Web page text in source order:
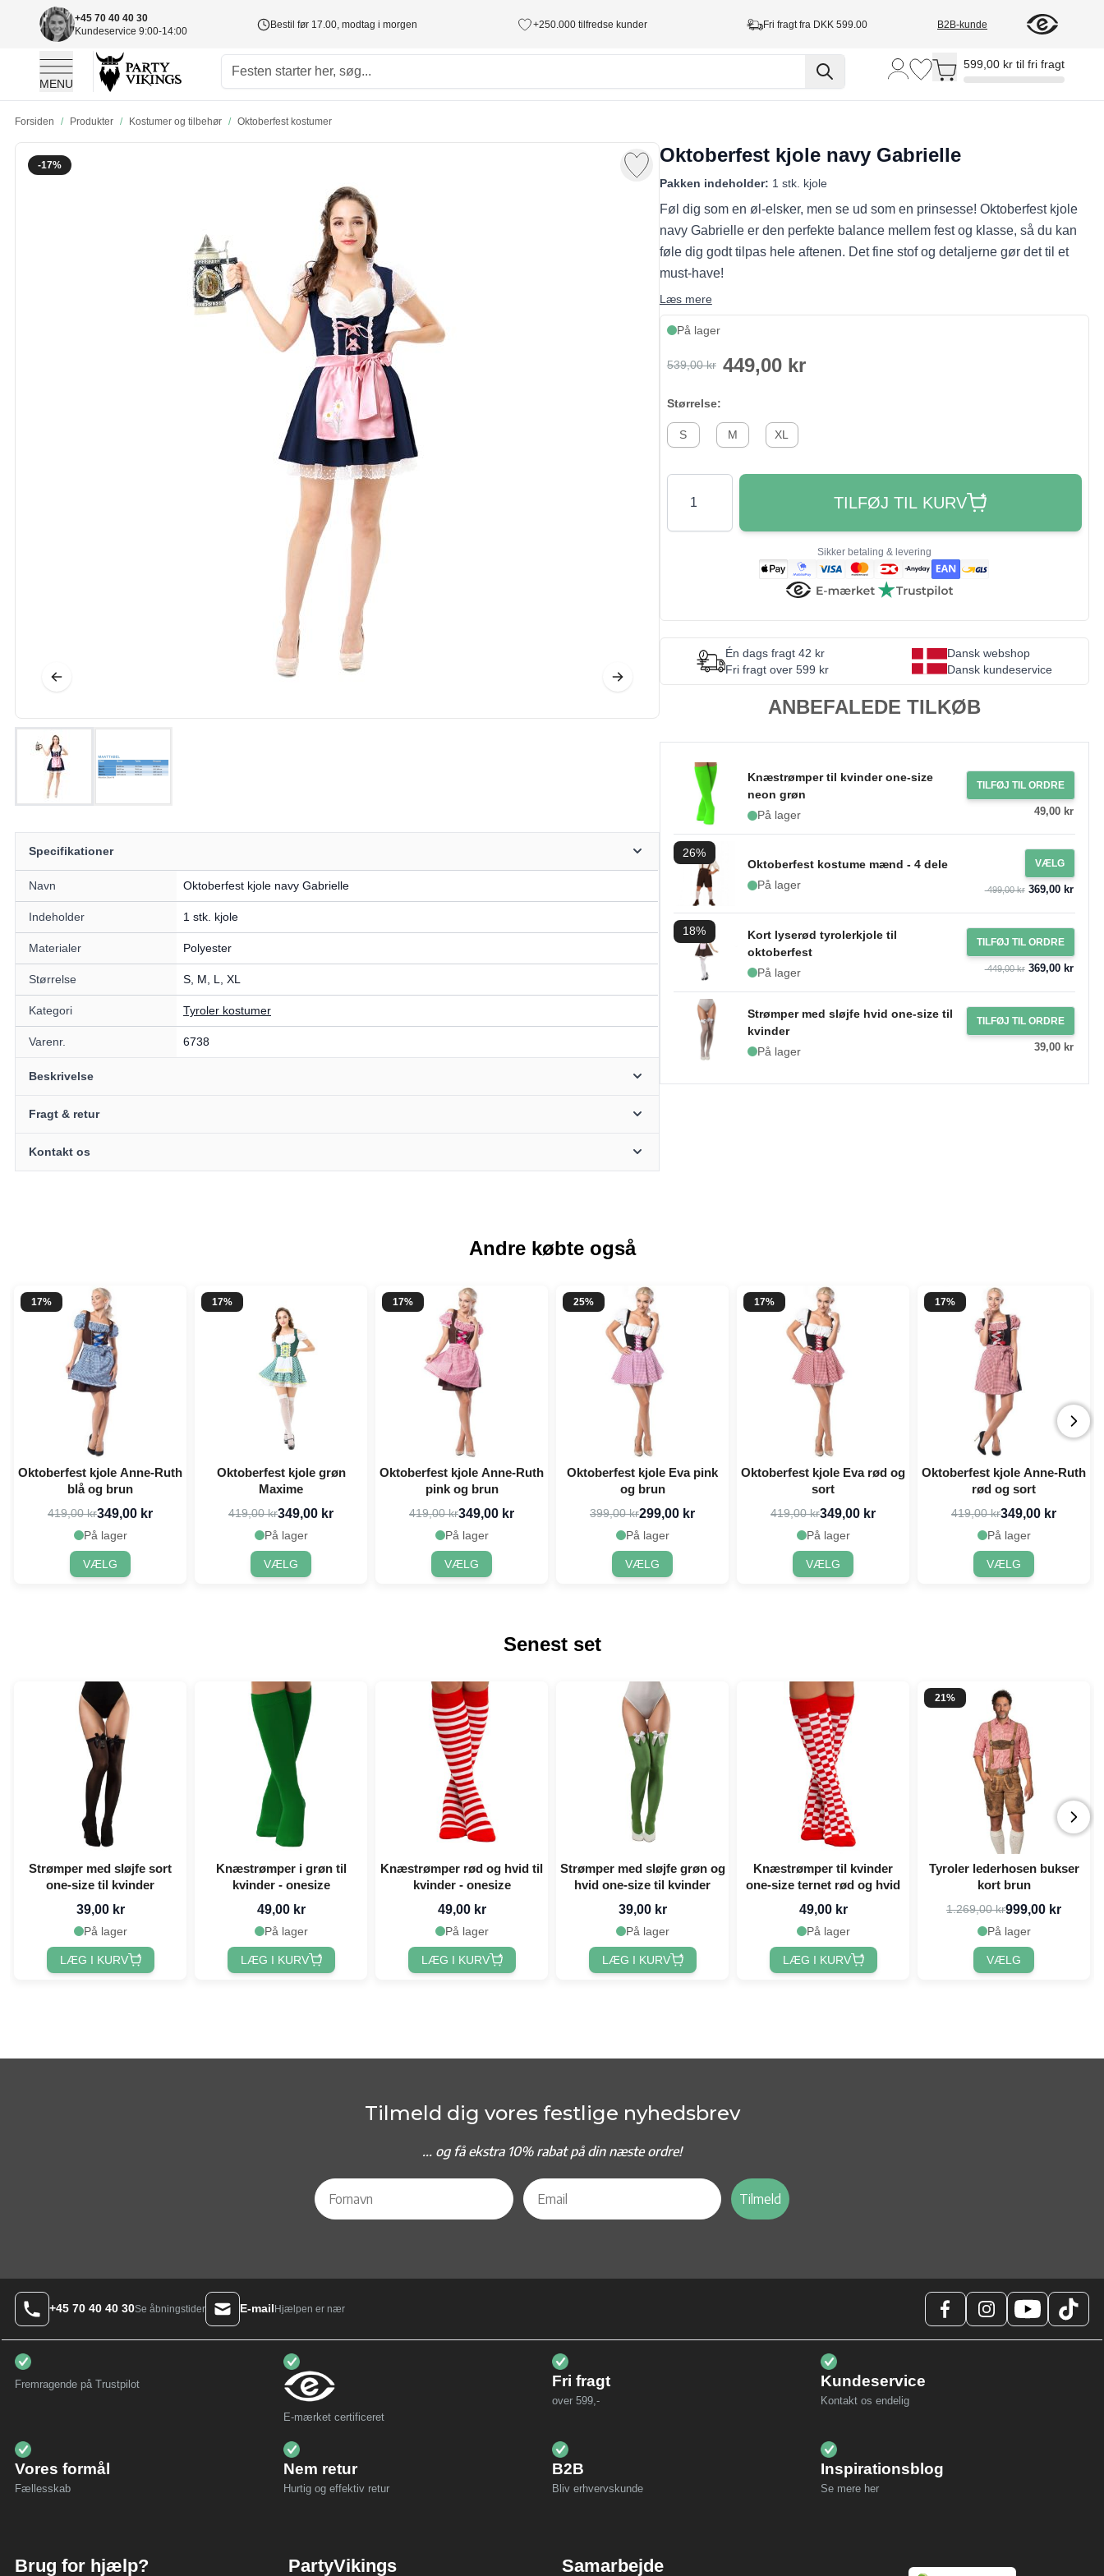
+45 70 40 40 30
Kundeservice 9:00-14:00
Bestil før 17.00, modtag i morgen +250.000 tilfredse kunder Fri fragt fra DKK 599.00 B2B-kunde
MENU
Toggle minicart, Cart is empty
599,00 kr til fri fragt
Forsiden / Produkter / Kostumer og tilbehør / Oktoberfest kostumer
-17%
Specifikationer
Navn Oktoberfest kjole navy Gabrielle
Indeholder 1 stk. kjole
Materialer Polyester
Størrelse S, M, L, XL
Kategori Tyroler kostumer
Varenr. 6738
Beskrivelse
Fragt & retur
Kontakt os
Oktoberfest kjole navy Gabrielle
Pakken indeholder: 1 stk. kjole
Føl dig som en øl-elsker, men se ud som en prinsesse! Oktoberfest kjole
navy Gabrielle er den perfekte balance mellem fest og klasse, så du kan
føle dig godt tilpas hele aftenen. Det fine stof og detaljerne gør det til et
must-have!
Læs mere
På lager
539,00 kr 449,00 kr
Størrelse:
S M XL
Antal
TILFØJ TIL KURV
Sikker betaling & levering
Én dags fragt 42 kr
Fri fragt over 599 kr
Dansk webshop
Dansk kundeservice
ANBEFALEDE TILKØB
Knæstrømper til kvinder one-size
neon grøn
På lager
TILFØJ TIL ORDRE
49,00 kr
26%
Oktoberfest kostume mænd - 4 dele
På lager
VÆLG
499,00 kr369,00 kr
18%
Kort lyserød tyrolerkjole til
oktoberfest
På lager
TILFØJ TIL ORDRE
449,00 kr369,00 kr
Strømper med sløjfe hvid one-size til
kvinder
På lager
TILFØJ TIL ORDRE
39,00 kr
Andre købte også
17%
Oktoberfest kjole Anne-Ruth
blå og brun
419,00 kr349,00 kr
På lager
VÆLG
17%
Oktoberfest kjole grøn
Maxime
419,00 kr349,00 kr
På lager
VÆLG
17%
Oktoberfest kjole Anne-Ruth
pink og brun
419,00 kr349,00 kr
På lager
VÆLG
25%
Oktoberfest kjole Eva pink
og brun
399,00 kr299,00 kr
På lager
VÆLG
17%
Oktoberfest kjole Eva rød og
sort
419,00 kr349,00 kr
På lager
VÆLG
17%
Oktoberfest kjole Anne-Ruth
rød og sort
419,00 kr349,00 kr
På lager
VÆLG
Senest set
Strømper med sløjfe sort
one-size til kvinder
39,00 kr
På lager
LÆG I KURV
Knæstrømper i grøn til
kvinder - onesize
49,00 kr
På lager
LÆG I KURV
Knæstrømper rød og hvid til
kvinder - onesize
49,00 kr
På lager
LÆG I KURV
Strømper med sløjfe grøn og
hvid one-size til kvinder
39,00 kr
På lager
LÆG I KURV
Knæstrømper til kvinder
one-size ternet rød og hvid
49,00 kr
På lager
LÆG I KURV
21%
Tyroler lederhosen bukser
kort brun
1.269,00 kr999,00 kr
På lager
VÆLG
Tilmeld dig vores festlige nyhedsbrev
... og få ekstra 10% rabat på din næste ordre!
Tilmeld
+45 70 40 40 30Se åbningstider E-mailHjælpen er nær
Fremragende på Trustpilot
E-mærket certificeret
Fri fragt
over 599,-
Kundeservice
Kontakt os endelig
Vores formål
Fællesskab
Nem retur
Hurtig og effektiv retur
B2B
Bliv erhvervskunde
Inspirationsblog
Se mere her
Brug for hjælp? PartyVikings Samarbejde